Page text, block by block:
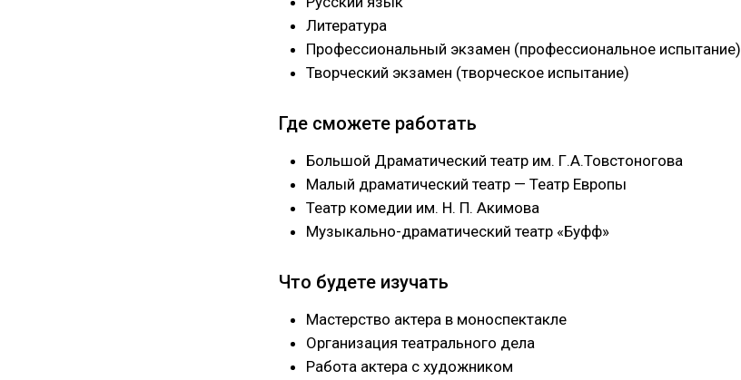
Литература
Профессиональный экзамен (профессиональное испытание)
Творческий экзамен (творческое испытание)
Где сможете работать
Большой Драматический театр им. Г.А.Товстоногова
Малый драматический театр — Театр Европы
Театр комедии им. Н. П. Акимова
Музыкально-драматический театр «Буфф»
Что будете изучать
Мастерство актера в моноспектакле
Организация театрального дела
Работа актера с художником